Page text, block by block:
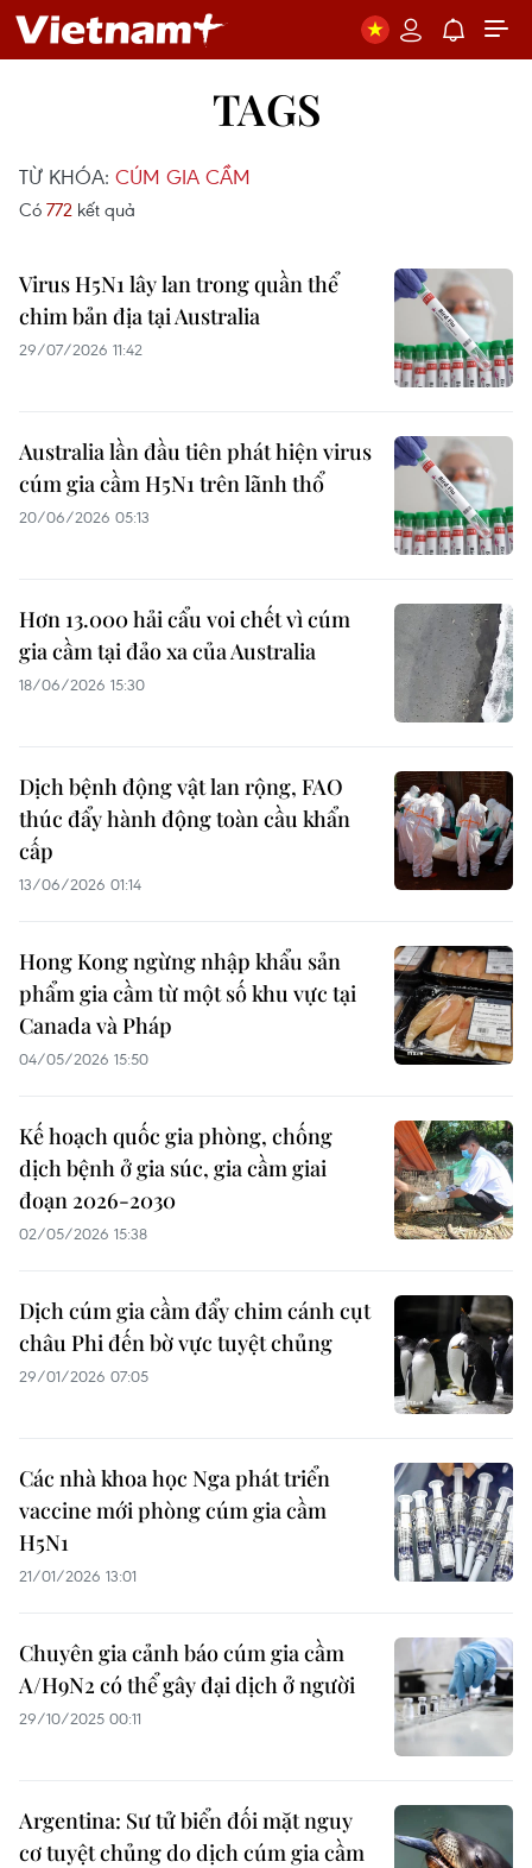
TAGS
TỪ KHÓA: CÚM GIA CẦM
Có 772 kết quả
Virus H5N1 lây lan trong quần thể
chim bản địa tại Australia
29/07/2026 11:42
Australia lần đầu tiên phát hiện virus
cúm gia cầm H5N1 trên lãnh thổ
20/06/2026 05:13
Hơn 13.000 hải cẩu voi chết vì cúm
gia cầm tại đảo xa của Australia
18/06/2026 15:30
Dịch bệnh động vật lan rộng, FAO
thúc đẩy hành động toàn cầu khẩn
cấp
13/06/2026 01:14
Hong Kong ngừng nhập khẩu sản
phẩm gia cầm từ một số khu vực tại
Canada và Pháp
04/05/2026 15:50
Kế hoạch quốc gia phòng, chống
dịch bệnh ở gia súc, gia cầm giai
đoạn 2026-2030
02/05/2026 15:38
Dịch cúm gia cầm đẩy chim cánh cụt
châu Phi đến bờ vực tuyệt chủng
29/01/2026 07:05
Các nhà khoa học Nga phát triển
vaccine mới phòng cúm gia cầm
H5N1
21/01/2026 13:01
Chuyên gia cảnh báo cúm gia cầm
A/H9N2 có thể gây đại dịch ở người
29/10/2025 00:11
Argentina: Sư tử biển đối mặt nguy
cơ tuyệt chủng do dịch cúm gia cầm